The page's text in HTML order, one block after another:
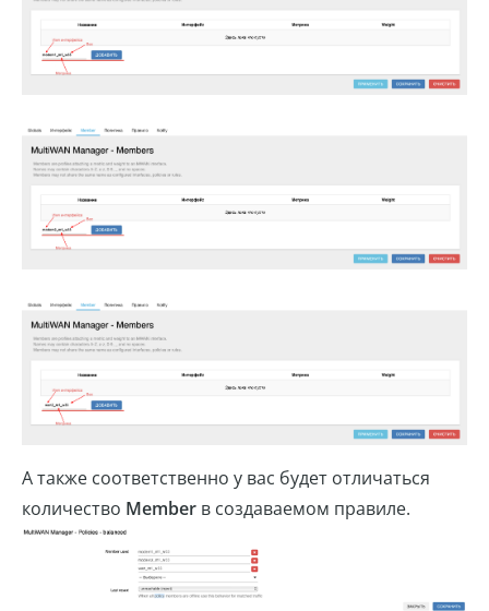
А также соответственно у вас будет отличаться
количество Member в создаваемом правиле.